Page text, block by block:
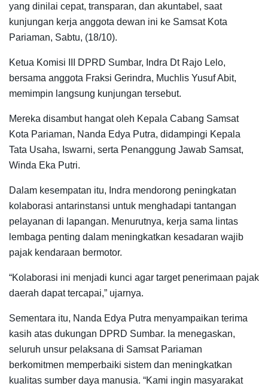
yang dinilai cepat, transparan, dan akuntabel, saat
kunjungan kerja anggota dewan ini ke Samsat Kota
Pariaman, Sabtu, (18/10).
Ketua Komisi III DPRD Sumbar, Indra Dt Rajo Lelo,
bersama anggota Fraksi Gerindra, Muchlis Yusuf Abit,
memimpin langsung kunjungan tersebut.
Mereka disambut hangat oleh Kepala Cabang Samsat
Kota Pariaman, Nanda Edya Putra, didampingi Kepala
Tata Usaha, Iswarni, serta Penanggung Jawab Samsat,
Winda Eka Putri.
Dalam kesempatan itu, Indra mendorong peningkatan
kolaborasi antarinstansi untuk menghadapi tantangan
pelayanan di lapangan. Menurutnya, kerja sama lintas
lembaga penting dalam meningkatkan kesadaran wajib
pajak kendaraan bermotor.
“Kolaborasi ini menjadi kunci agar target penerimaan pajak
daerah dapat tercapai,” ujarnya.
Sementara itu, Nanda Edya Putra menyampaikan terima
kasih atas dukungan DPRD Sumbar. Ia menegaskan,
seluruh unsur pelaksana di Samsat Pariaman
berkomitmen memperbaiki sistem dan meningkatkan
kualitas sumber daya manusia. “Kami ingin masyarakat